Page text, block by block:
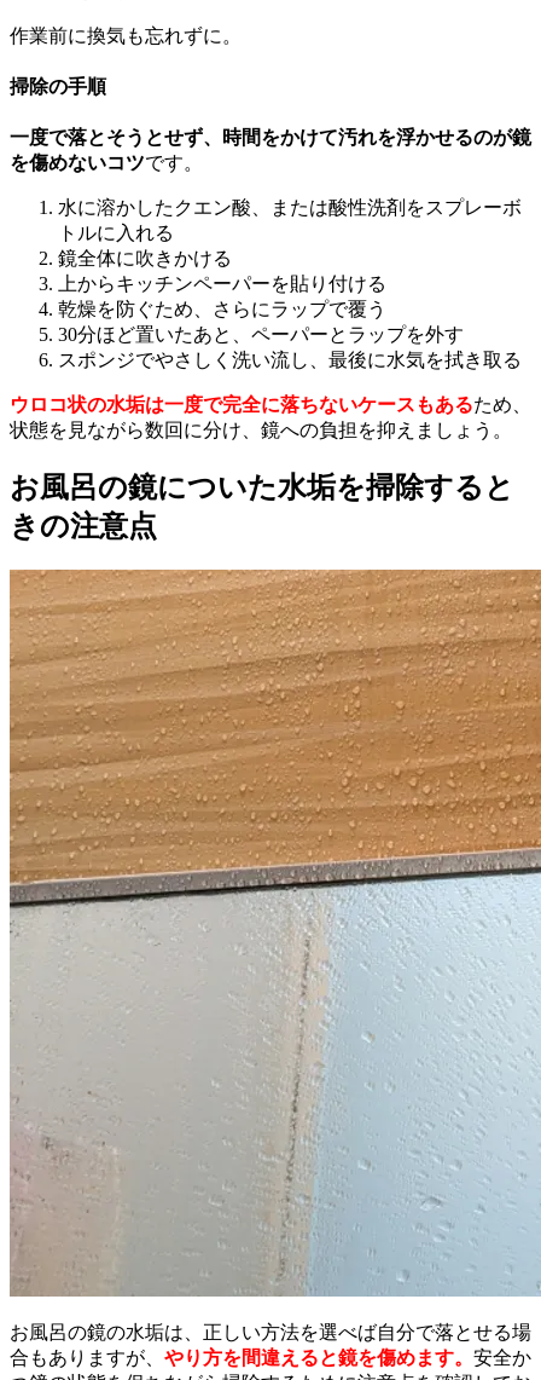
作業前に換気も忘れずに。
掃除の手順
一度で落とそうとせず、時間をかけて汚れを浮かせるのが鏡
を傷めないコツです。
水に溶かしたクエン酸、または酸性洗剤をスプレーボ
トルに入れる
鏡全体に吹きかける
上からキッチンペーパーを貼り付ける
乾燥を防ぐため、さらにラップで覆う
30分ほど置いたあと、ペーパーとラップを外す
スポンジでやさしく洗い流し、最後に水気を拭き取る
ウロコ状の水垢は一度で完全に落ちないケースもあるため、
状態を見ながら数回に分け、鏡への負担を抑えましょう。
お風呂の鏡についた水垢を掃除すると
きの注意点
お風呂の鏡の水垢は、正しい方法を選べば自分で落とせる場
合もありますが、 やり方を間違えると鏡を傷めます。 安全か